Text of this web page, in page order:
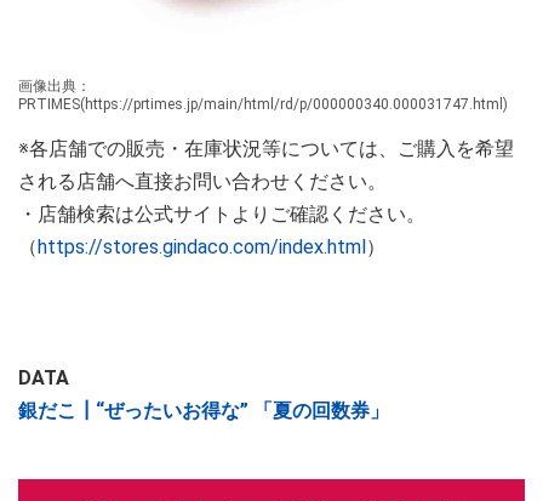
画像出典：
PRTIMES(https://prtimes.jp/main/html/rd/p/000000340.000031747.html)
※各店舗での販売・在庫状況等については、ご購入を希望
される店舗へ直接お問い合わせください。
・店舗検索は公式サイトよりご確認ください。
（ https://stores.gindaco.com/index.html ）
DATA
銀だこ┃“ぜったいお得な” 「夏の回数券」